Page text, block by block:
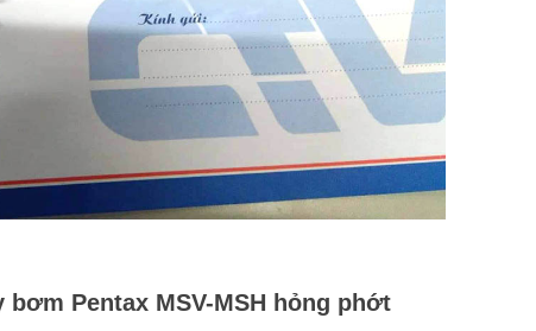
bơm Pentax MSV-MSH hỏng phớt